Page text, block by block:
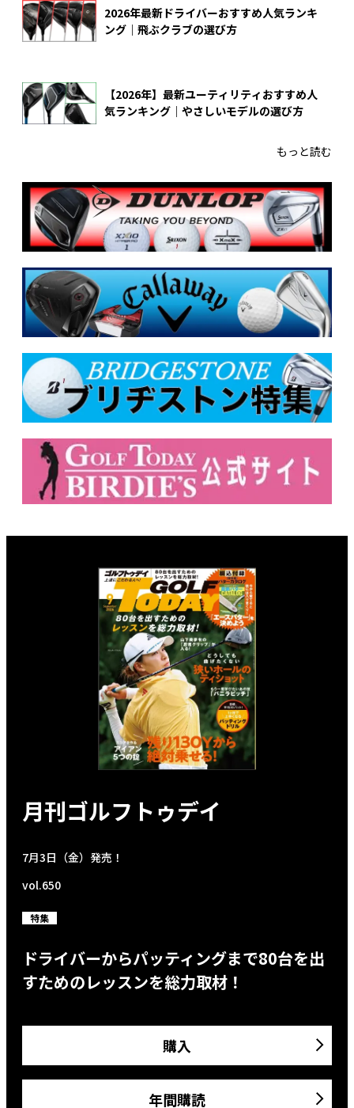
2026年最新ドライバーおすすめ人気ランキ
ング｜飛ぶクラブの選び方
【2026年】最新ユーティリティおすすめ人
気ランキング｜やさしいモデルの選び方
もっと読む
月刊ゴルフトゥデイ
7月3日（金）発売！
vol.650
特集
ドライバーからパッティングまで80台を出
すためのレッスンを総力取材！
購入
年間購読